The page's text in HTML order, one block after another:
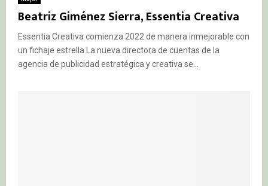
Beatriz Giménez Sierra, Essentia Creativa
Essentia Creativa comienza 2022 de manera inmejorable con
un fichaje estrella La nueva directora de cuentas de la
agencia de publicidad estratégica y creativa se...